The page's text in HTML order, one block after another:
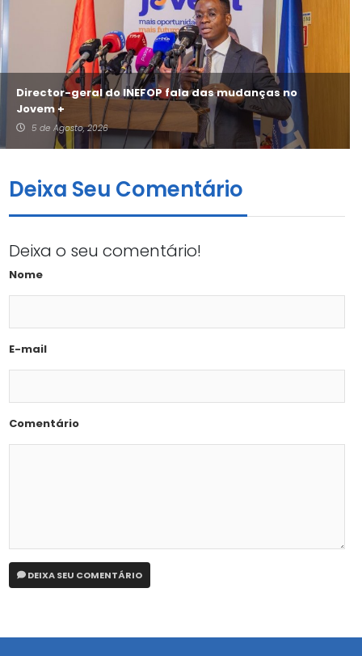
Director-geral do INEFOP fala das mudanças no
Jovem +
5 de Agosto, 2026
Deixa Seu Comentário
Deixa o seu comentário!
Nome
E-mail
Comentário
DEIXA SEU COMENTÁRIO